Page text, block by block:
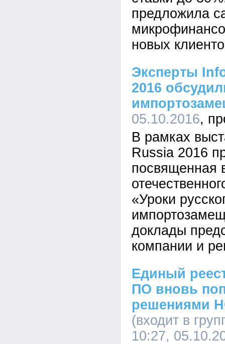
предложила
новых
Эксперты
2016
05.10.2016
В рамках
Russia 2016
посвященная
«Уроки
доклады
компании и
Единый
ПО вновь
решениями
(входит в
10:27,